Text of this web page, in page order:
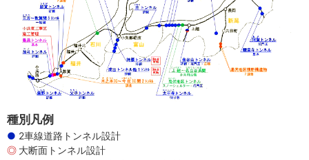
種別凡例
2車線道路トンネル設計
大断面トンネル設計